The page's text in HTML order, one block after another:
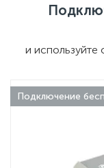
и
Подключение